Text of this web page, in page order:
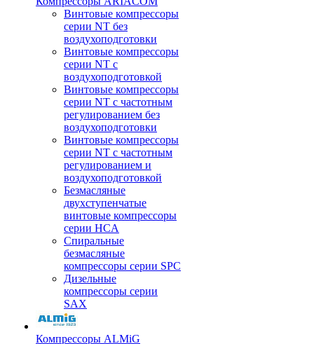
Винтовые компрессоры
серии NT без
воздухоподготовки
Винтовые компрессоры
серии NT c
воздухоподготовкой
Винтовые компрессоры
серии NT с частотным
регулированием без
воздухоподготовки
Винтовые компрессоры
серии NT с частотным
регулированием и
воздухоподготовкой
Безмасляные
двухступенчатые
винтовые компрессоры
серии HCA
Спиральные
безмасляные
компрессоры серии SPC
Дизельные
компрессоры серии
SAX
Компрессоры ALMiG